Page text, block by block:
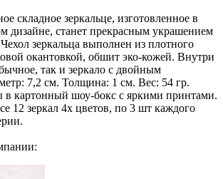
складное зеркальце, изготовленное в
дизайне, станет прекрасным украшением
зеркальца выполнен из плотного
окантовкой, обшит эко-кожей. Внутри
так и зеркало с двойным
7,2 см. Толщина: 1 см. Вес: 54 гр.
в картонный шоу-бокс с яркими принтами.
12 зеркал 4х цветов, по 3 шт каждого